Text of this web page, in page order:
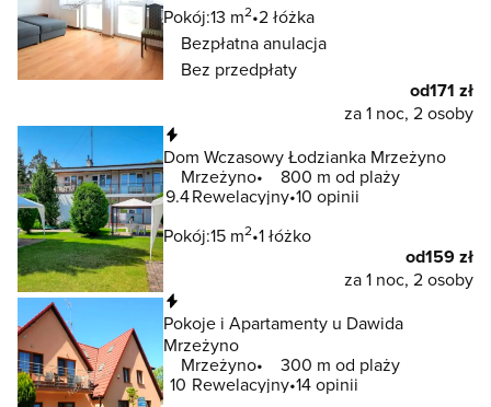
Pokój:13 m2 2 łóżka
Bezpłatna anulacja
Bez przedpłaty
od171 zł
za 1 noc, 2 osoby
Dom Wczasowy Łodzianka Mrzeżyno
Mrzeżyno
800 m od plaży
9.4Rewelacyjny 10 opinii
Pokój:15 m2 1 łóżko
od159 zł
za 1 noc, 2 osoby
Pokoje i Apartamenty u Dawida
Mrzeżyno
Mrzeżyno
300 m od plaży
10 Rewelacyjny 14 opinii